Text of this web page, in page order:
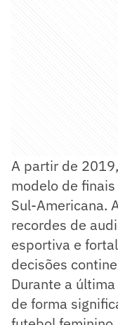
A partir de
modelo de
Sul-Americana.
recordes de
esportiva e
decisões
Durante a
de forma